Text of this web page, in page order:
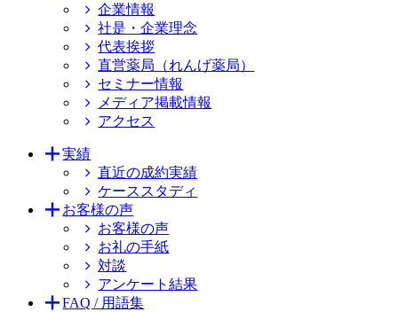
企業情報
社是・企業理念
代表挨拶
直営薬局（れんげ薬局）
セミナー情報
メディア掲載情報
アクセス
実績
直近の成約実績
ケーススタディ
お客様の声
お客様の声
お礼の手紙
対談
アンケート結果
FAQ / 用語集